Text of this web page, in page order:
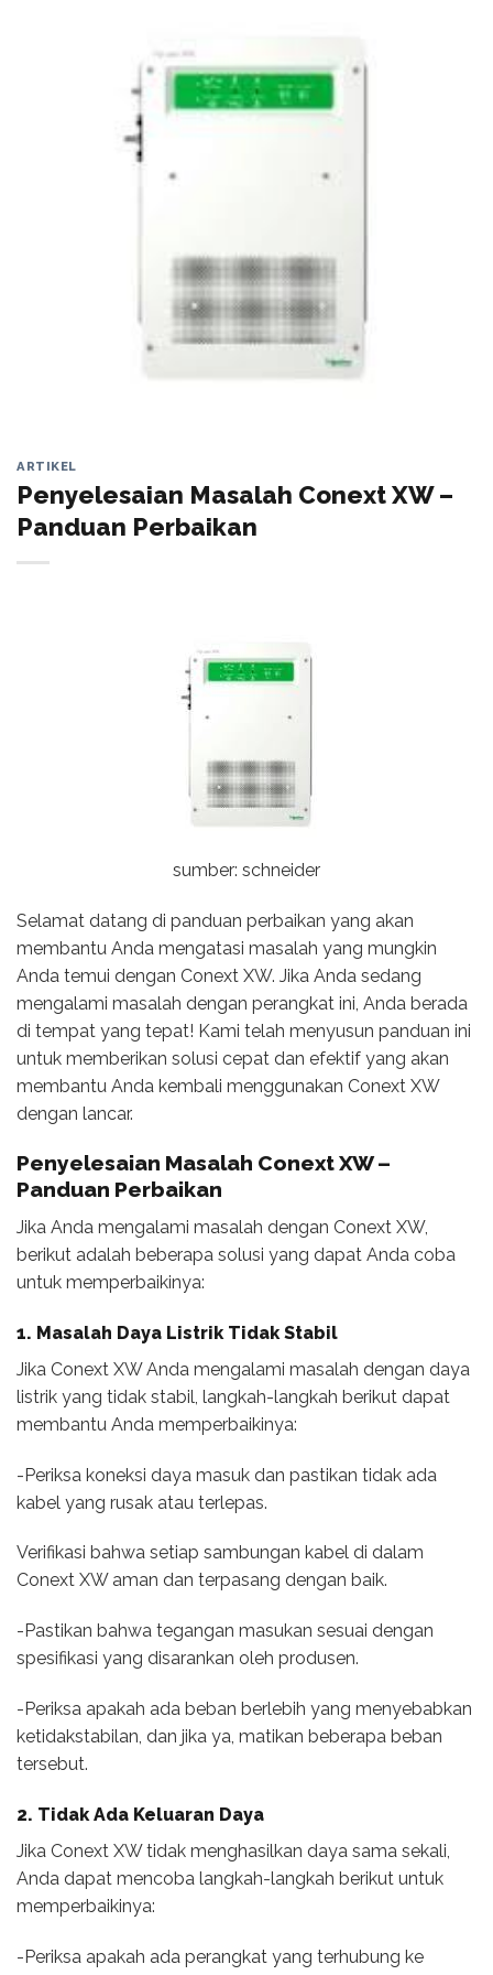
ARTIKEL
Penyelesaian Masalah Conext XW –
Panduan Perbaikan
sumber: schneider
Selamat datang di panduan perbaikan yang akan
membantu Anda mengatasi masalah yang mungkin
Anda temui dengan Conext XW. Jika Anda sedang
mengalami masalah dengan perangkat ini, Anda berada
di tempat yang tepat! Kami telah menyusun panduan ini
untuk memberikan solusi cepat dan efektif yang akan
membantu Anda kembali menggunakan Conext XW
dengan lancar.
Penyelesaian Masalah Conext XW –
Panduan Perbaikan
Jika Anda mengalami masalah dengan Conext XW,
berikut adalah beberapa solusi yang dapat Anda coba
untuk memperbaikinya:
1. Masalah Daya Listrik Tidak Stabil
Jika Conext XW Anda mengalami masalah dengan daya
listrik yang tidak stabil, langkah-langkah berikut dapat
membantu Anda memperbaikinya:
-Periksa koneksi daya masuk dan pastikan tidak ada
kabel yang rusak atau terlepas.
Verifikasi bahwa setiap sambungan kabel di dalam
Conext XW aman dan terpasang dengan baik.
-Pastikan bahwa tegangan masukan sesuai dengan
spesifikasi yang disarankan oleh produsen.
-Periksa apakah ada beban berlebih yang menyebabkan
ketidakstabilan, dan jika ya, matikan beberapa beban
tersebut.
2. Tidak Ada Keluaran Daya
Jika Conext XW tidak menghasilkan daya sama sekali,
Anda dapat mencoba langkah-langkah berikut untuk
memperbaikinya:
-Periksa apakah ada perangkat yang terhubung ke